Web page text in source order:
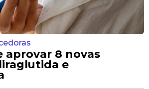
aprovar 8 novas
e